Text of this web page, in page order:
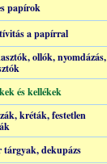
papírok
a papírral
ollók, nyomdázás,
és kellékek
kréták, festetlen
tárgyak, dekupázs